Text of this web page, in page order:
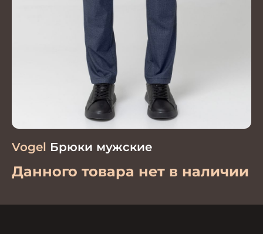
Vogel Брюки мужские
Данного товара нет в наличии